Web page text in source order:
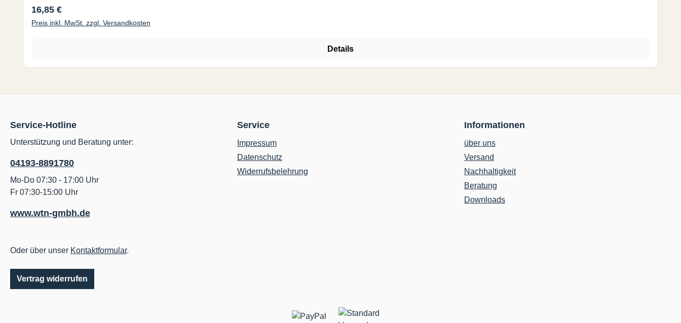
Regulärer Preis:
16,85 €
Preis inkl. MwSt. zzgl. Versandkosten
Details
Service-Hotline
Unterstützung und Beratung unter:
04193-8891780
Mo-Do 07:30 - 17:00 Uhr
Fr 07:30-15:00 Uhr
www.wtn-gmbh.de
Oder über unser Kontaktformular.
Vertrag widerrufen
Service
Impressum
Datenschutz
Widerrufsbelehrung
Informationen
über uns
Versand
Nachhaltigkeit
Beratung
Downloads